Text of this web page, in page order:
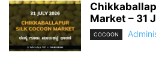
Market – 31
COCOON